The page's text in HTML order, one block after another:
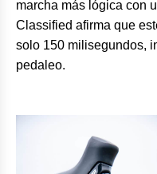
marcha más lógica con
Classified afirma que
solo 150 milisegundos,
pedaleo.